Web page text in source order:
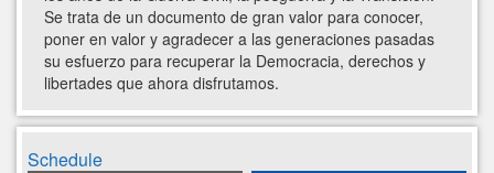
Se trata de un documento de gran valor para conocer,
poner en valor y agradecer a las generaciones pasadas
su esfuerzo para recuperar la Democracia, derechos y
libertades que ahora disfrutamos.
Schedule